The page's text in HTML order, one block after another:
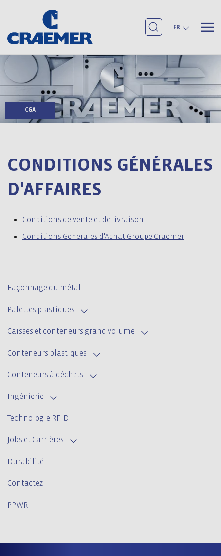
FR
CGA
Façonnage du métal
Palettes plastiques
Caisses et conteneurs grand volume
Conteneurs plastiques
Conteneurs à déchets
Ingénierie
Technologie RFID
Jobs et Carrières
Durabilité
Contactez
PPWR
CONDITIONS GÉNÉRALES
D'AFFAIRES
Conditions de vente et de livraison
Conditions Generales d'Achat Groupe Craemer